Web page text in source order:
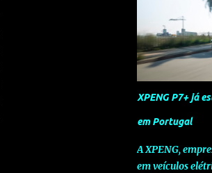
XPENG P7+ já
em Portugal
A XPENG,
em veículos